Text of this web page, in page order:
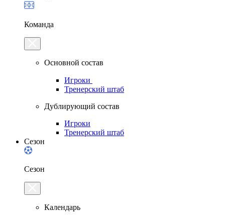
Команда
Основной состав
Игроки
Тренерский штаб
Дублирующий состав
Игроки
Тренерский штаб
Сезон
Сезон
Календарь